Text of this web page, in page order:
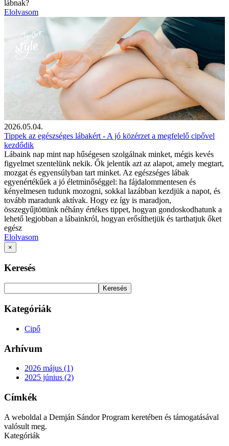
lábnak?
Elolvasom
2026.05.04.
Tippek az egészséges lábakért - A jó közérzet a megfelelő cipővel
kezdődik
Lábaink nap mint nap hűségesen szolgálnak minket, mégis kevés
figyelmet szentelünk nekik. Ők jelentik azt az alapot, amely megtart,
mozgat és egyensúlyban tart minket. Az egészséges lábak
egyenértékűek a jó életminőséggel: ha fájdalommentesen és
kényelmesen tudunk mozogni, sokkal lazábban kezdjük a napot, és
tovább maradunk aktívak. Hogy ez így is maradjon,
összegyűjtöttünk néhány értékes tippet, hogyan gondoskodhatunk a
lehető legjobban a lábainkról, hogyan erősíthetjük és tarthatjuk őket
egész
Elolvasom
×
Keresés
Keresés
Kategóriák
Cipő
Arhívum
2026 május (1)
2025 június (2)
Címkék
A weboldal a Demján Sándor Program keretében és támogatásával
valósult meg.
Kategóriák